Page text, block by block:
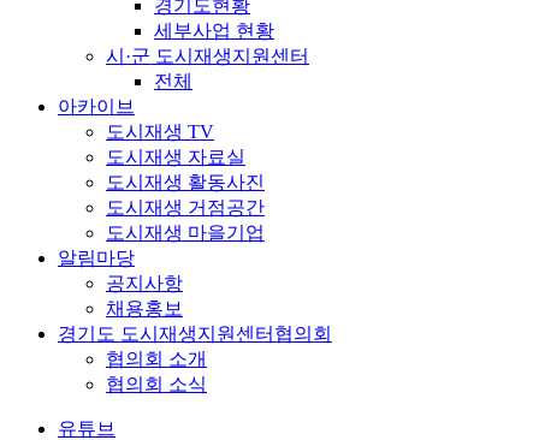
경기도현황
세부사업 현황
시·군 도시재생지원센터
전체
아카이브
도시재생 TV
도시재생 자료실
도시재생 활동사진
도시재생 거점공간
도시재생 마을기업
알림마당
공지사항
채용홍보
경기도 도시재생지원센터협의회
협의회 소개
협의회 소식
유튜브